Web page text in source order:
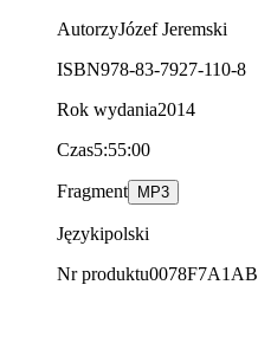
AutorzyJózef Jeremski
ISBN978-83-7927-110-8
Rok wydania2014
Czas5:55:00
Fragment MP3
Językipolski
Nr produktu0078F7A1AB